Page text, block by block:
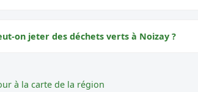
on jeter des déchets verts à Noizay ?
à la carte de la région